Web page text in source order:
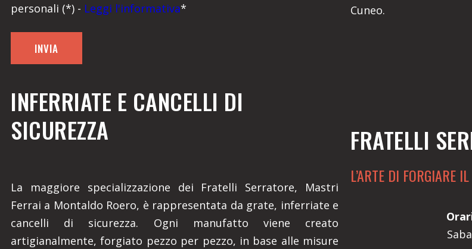
personali (*) - Leggi l'informativa*
Cuneo.
INFERRIATE E CANCELLI DI
SICUREZZA
La maggiore specializzazione dei Fratelli Serratore, Mastri
Ferrai a Montaldo Roero, è rappresentata da grate, inferriate e
cancelli di sicurezza. Ogni manufatto viene creato
artigianalmente, forgiato pezzo per pezzo, in base alle misure
FRATELLI
L’ARTE DI FORGIARE